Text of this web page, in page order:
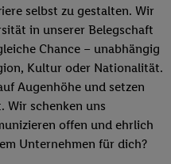
selbst zu gestalten. Wir
in unserer Belegschaft
Chance – unabhängig
Kultur oder Nationalität.
Augenhöhe und setzen
Wir schenken uns
offen und ehrlich
Unternehmen für dich?